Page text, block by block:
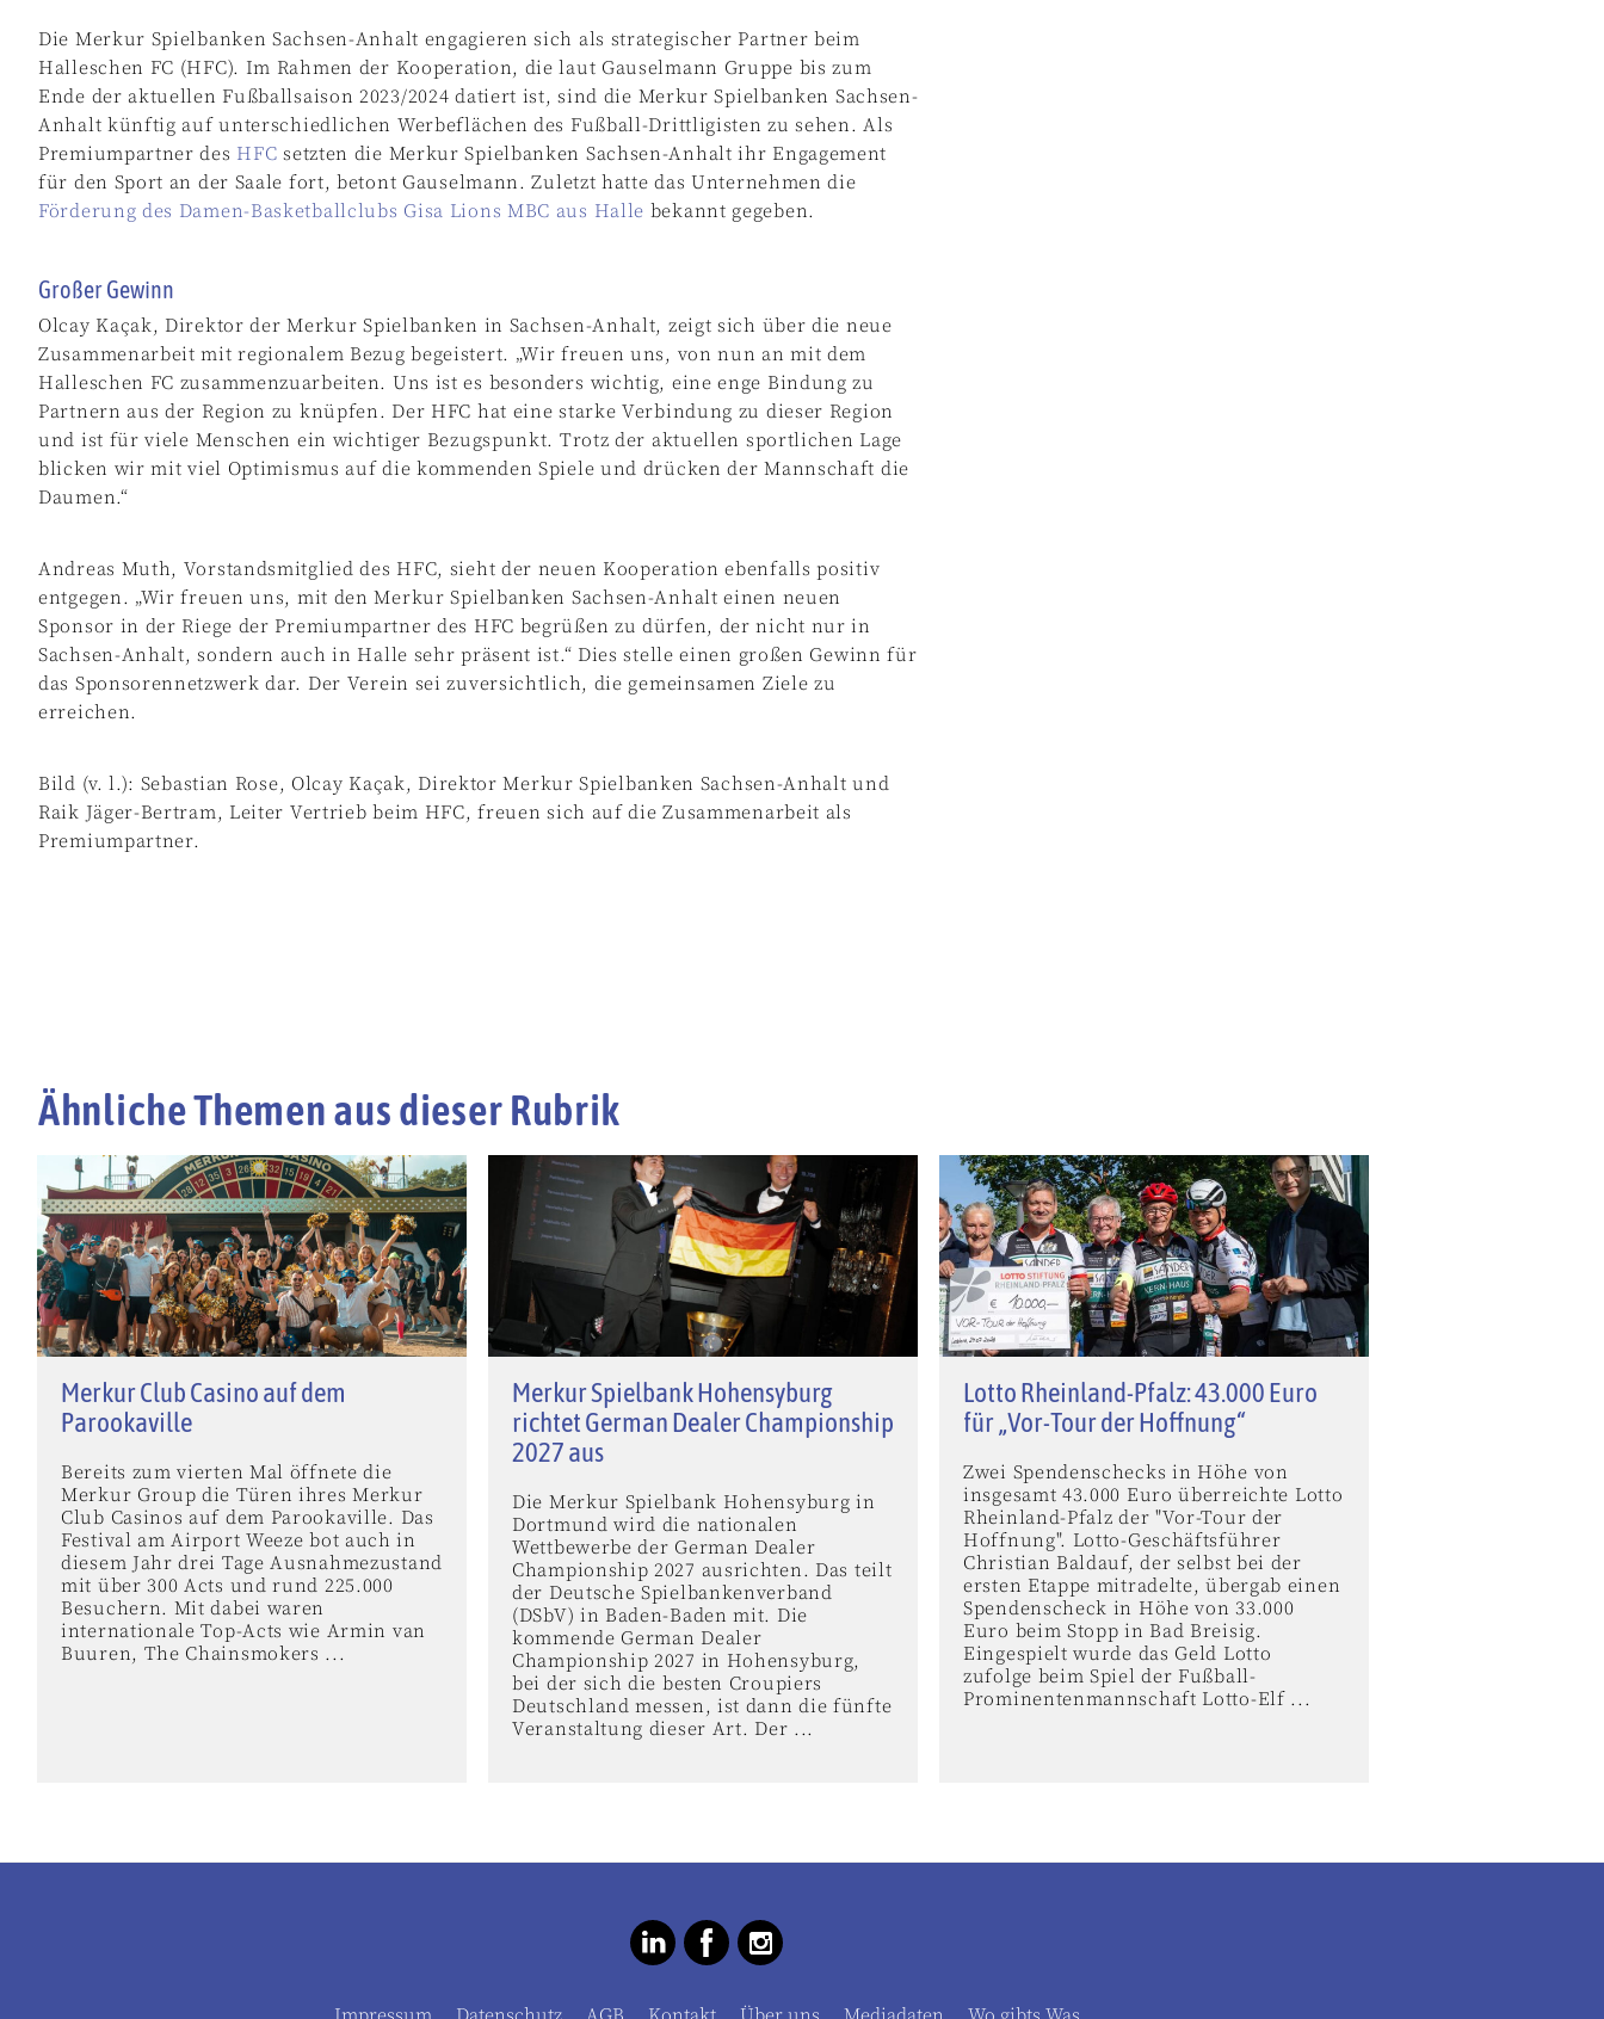
Die Merkur Spielbanken Sachsen-Anhalt engagieren sich als strategischer Partner beim
Halleschen FC (HFC). Im Rahmen der Kooperation, die laut Gauselmann Gruppe bis zum
Ende der aktuellen Fußballsaison 2023/2024 datiert ist, sind die Merkur Spielbanken Sachsen-
Anhalt künftig auf unterschiedlichen Werbeflächen des Fußball-Drittligisten zu sehen. Als
Premiumpartner des HFC setzten die Merkur Spielbanken Sachsen-Anhalt ihr Engagement
für den Sport an der Saale fort, betont Gauselmann. Zuletzt hatte das Unternehmen die
Förderung des Damen-Basketballclubs Gisa Lions MBC aus Halle bekannt gegeben.
Großer Gewinn
Olcay Kaçak, Direktor der Merkur Spielbanken in Sachsen-Anhalt, zeigt sich über die neue
Zusammenarbeit mit regionalem Bezug begeistert. „Wir freuen uns, von nun an mit dem
Halleschen FC zusammenzuarbeiten. Uns ist es besonders wichtig, eine enge Bindung zu
Partnern aus der Region zu knüpfen. Der HFC hat eine starke Verbindung zu dieser Region
und ist für viele Menschen ein wichtiger Bezugspunkt. Trotz der aktuellen sportlichen Lage
blicken wir mit viel Optimismus auf die kommenden Spiele und drücken der Mannschaft die
Daumen.“
Andreas Muth, Vorstandsmitglied des HFC, sieht der neuen Kooperation ebenfalls positiv
entgegen. „Wir freuen uns, mit den Merkur Spielbanken Sachsen-Anhalt einen neuen
Sponsor in der Riege der Premiumpartner des HFC begrüßen zu dürfen, der nicht nur in
Sachsen-Anhalt, sondern auch in Halle sehr präsent ist.“ Dies stelle einen großen Gewinn für
das Sponsorennetzwerk dar. Der Verein sei zuversichtlich, die gemeinsamen Ziele zu
erreichen.
Bild (v. l.): Sebastian Rose, Olcay Kaçak, Direktor Merkur Spielbanken Sachsen-Anhalt und
Raik Jäger-Bertram, Leiter Vertrieb beim HFC, freuen sich auf die Zusammenarbeit als
Premiumpartner.
Ähnliche Themen aus dieser Rubrik
Merkur Club Casino auf dem
Parookaville
Bereits zum vierten Mal öffnete die
Merkur Group die Türen ihres Merkur
Club Casinos auf dem Parookaville. Das
Festival am Airport Weeze bot auch in
diesem Jahr drei Tage Ausnahmezustand
mit über 300 Acts und rund 225.000
Besuchern. Mit dabei waren
internationale Top-Acts wie Armin van
Buuren, The Chainsmokers ...
Merkur Spielbank Hohensyburg
richtet German Dealer Championship
2027 aus
Die Merkur Spielbank Hohensyburg in
Dortmund wird die nationalen
Wettbewerbe der German Dealer
Championship 2027 ausrichten. Das teilt
der Deutsche Spielbankenverband
(DSbV) in Baden-Baden mit. Die
kommende German Dealer
Championship 2027 in Hohensyburg,
bei der sich die besten Croupiers
Deutschland messen, ist dann die fünfte
Veranstaltung dieser Art. Der ...
Lotto Rheinland-Pfalz: 43.000 Euro
für „Vor-Tour der Hoffnung“
Zwei Spendenschecks in Höhe von
insgesamt 43.000 Euro überreichte Lotto
Rheinland-Pfalz der "Vor-Tour der
Hoffnung". Lotto-Geschäftsführer
Christian Baldauf, der selbst bei der
ersten Etappe mitradelte, übergab einen
Spendenscheck in Höhe von 33.000
Euro beim Stopp in Bad Breisig.
Eingespielt wurde das Geld Lotto
zufolge beim Spiel der Fußball-
Prominentenmannschaft Lotto-Elf ...